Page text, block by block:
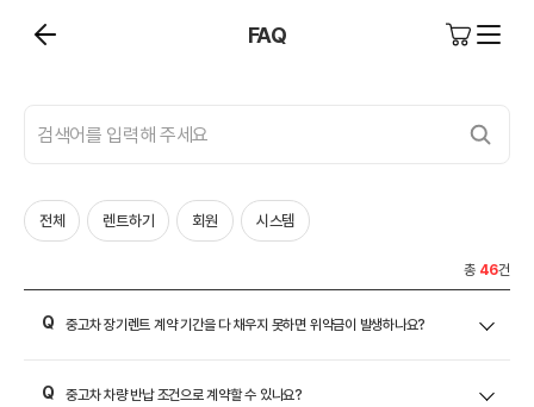
FAQ
전체 렌트하기 회원 시스템
총 46건
중고차 장기렌트 계약 기간을 다 채우지 못하면 위약금이 발생하나요?
중고차 차량 반납 조건으로 계약할 수 있나요?